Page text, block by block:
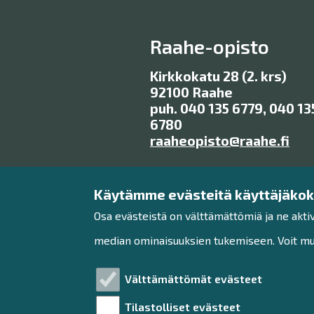
Käytämme evästeitä
Osa evästeistä on välttämättömiä ja ne
median ominaisuuksien tukemiseen. Voit
Välttämättömät evästeet
Tilastolliset evästeet
Raahe-opisto
Kirkkokatu 28 (2. krs)
92100 Raahe
puh. 040 135 6779, 040
6780
raaheopisto@raahe.fi